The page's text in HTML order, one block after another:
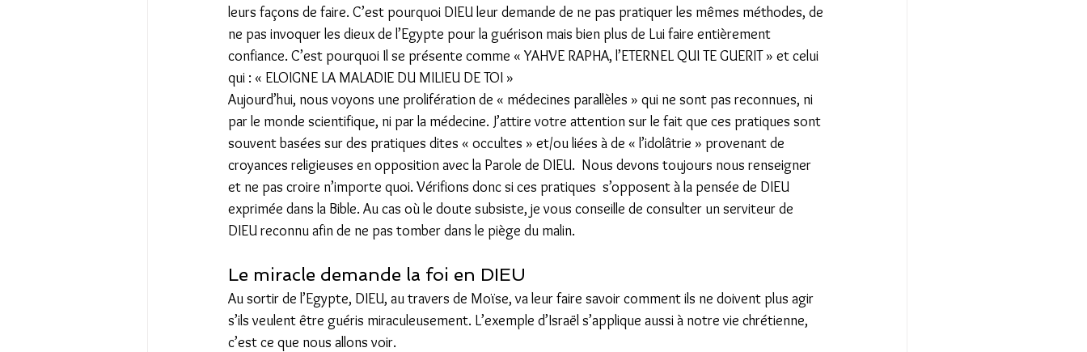
leurs façons de faire. C’est pourquoi DIEU leur demande de ne pas pratiquer les mêmes méthodes, de
ne pas invoquer les dieux de l’Egypte pour la guérison mais bien plus de Lui faire entièrement
confiance. C’est pourquoi Il se présente comme « YAHVE RAPHA, l’ETERNEL QUI TE GUERIT » et celui
qui : « ELOIGNE LA MALADIE DU MILIEU DE TOI »
Aujourd’hui, nous voyons une prolifération de « médecines parallèles » qui ne sont pas reconnues, ni
par le monde scientifique, ni par la médecine. J’attire votre attention sur le fait que ces pratiques sont
souvent basées sur des pratiques dites « occultes » et/ou liées à de « l’idolâtrie » provenant de
croyances religieuses en opposition avec la Parole de DIEU.  Nous devons toujours nous renseigner
et ne pas croire n’importe quoi. Vérifions donc si ces pratiques  s’opposent à la pensée de DIEU
exprimée dans la Bible. Au cas où le doute subsiste, je vous conseille de consulter un serviteur de
DIEU reconnu afin de ne pas tomber dans le piège du malin.
Le miracle demande la foi en DIEU
Au sortir de l’Egypte, DIEU, au travers de Moïse, va leur faire savoir comment ils ne doivent plus agir
s’ils veulent être guéris miraculeusement. L’exemple d’Israël s’applique aussi à notre vie chrétienne,
c’est ce que nous allons voir.